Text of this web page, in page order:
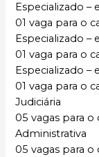
Especializado –
01 vaga para o
Especializado –
01 vaga para o
Especializado –
01 vaga para o
Judiciária
05 vagas para o
Administrativa
05 vagas para o